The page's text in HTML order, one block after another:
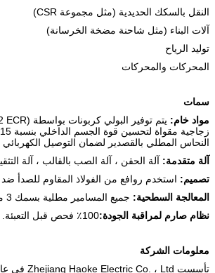
النقل بالسكك الحديدية (مثل مجموعة CSR)
آلات البناء (مثل شاحنة مضخة الخرسانة)
توليد الرياح
المحركات والمحركات
سمات
مواد خام:
زجاجية مقواة لتحسين قوة الجسم الداخلي بنسبة 15٪.
النحاس المطلي بالقصدير لضمان التوصيل الكهربائي
آلة متقدمة: آلة الحقن ، آلة الصب بالقالب ، آلة
تصميم: استخدم روافع من الفولاذ المقاوم للصدأ ضد
المعالجة السطحية: جميع المسامير مطلية بسمك 3 ميكرومتر من الفضة
نظام صارم لمراقبة الجودة:100٪ فحص قبل التعبئة.
معلومات الشركة